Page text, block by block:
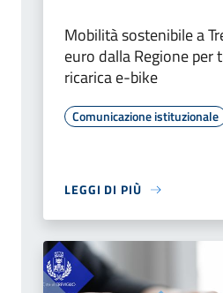
Mobilità sostenibile a
euro dalla Regione per
ricarica e-bike
Comunicazione istituzionale
LEGGI DI PIÙ